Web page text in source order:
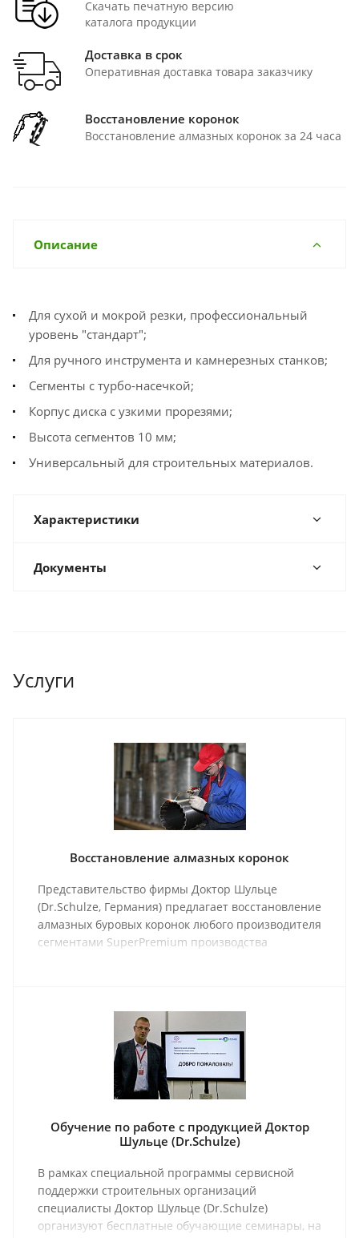
Скачать печатную версию
каталога продукции
Доставка в срок
Оперативная доставка товара заказчику
Восстановление коронок
Восстановление алмазных коронок за 24 часа
Описание
Для сухой и мокрой резки, профессиональный
уровень "стандарт";
Для ручного инструмента и камнерезных станков;
Cегменты с турбо-насечкой;
Корпус диска с узкими прорезями;
Высота сегментов 10 мм;
Универсальный для строительных материалов.
Характеристики
Документы
Услуги
Восстановление алмазных коронок
Представительство фирмы Доктор Шульце
(Dr.Schulze, Германия) предлагает восстановление
алмазных буровых коронок любого производителя
сегментами SuperPremium производства
Обучение по работе с продукцией Доктор
Шульце (Dr.Schulze)
В рамках специальной программы сервисной
поддержки строительных организаций
специалисты Доктор Шульце (Dr.Schulze)
организуют бесплатные обучающие семинары, на